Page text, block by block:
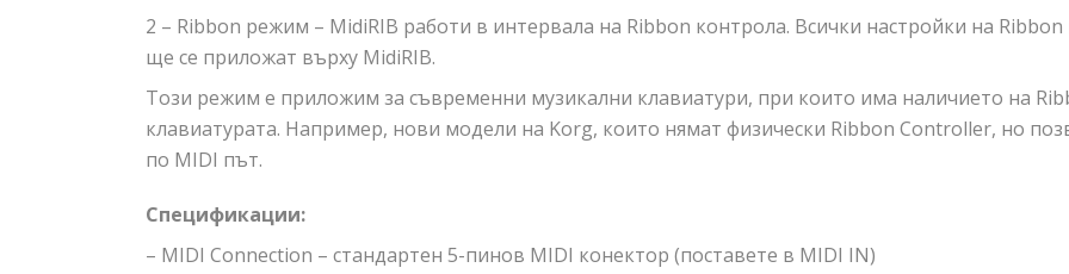
2 – Ribbon режим – MidiRIB работи в интервала на Ribbon контрола. Всички настройки на
ще се приложат върху MidiRIB.
Този режим е приложим за съвременни музикални клавиатури, при които има наличието на
клавиатурата. Например, нови модели на Korg, които нямат физически Ribbon Controller, но
по MIDI път.
Спецификации:
– MIDI Connection – стандартен 5-пинов MIDI конектор (поставете в MIDI IN)